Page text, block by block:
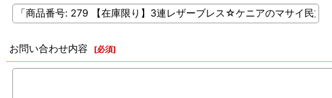
お問い合わせ内容 [必須]